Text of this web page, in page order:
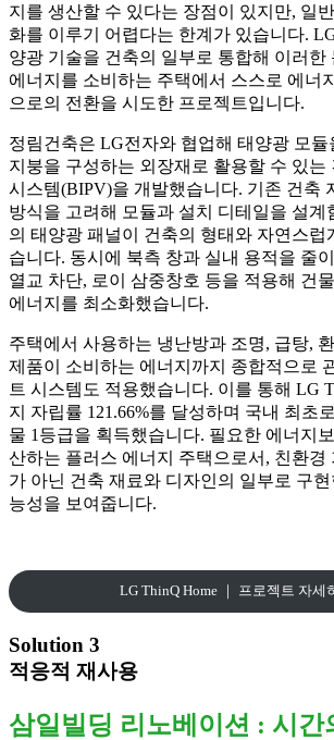
지를 생산할 수 있다는 장점이 있지만, 일
화를 이루기 어렵다는 한계가 있습니다.
양광 기술을 건축의 일부로 통합해 이러한
에너지를 소비하는 주택에서 스스로 에너
으로의 전환을 시도한 프로젝트입니다.
정림건축은 LG전자와 협업해 태양광 모
지붕을 구성하는 외장재로 활용할 수 있는
시스템(BIPV)을 개발했습니다. 기존 건축
방식을 고려해 모듈과 설치 디테일을 설계
의 태양광 패널이 건축의 형태와 자연스럽
습니다. 동시에 북측 창과 실내 용적을 줄
열교 차단, 로이 삼중창호 등을 적용해 건
에너지를 최소화했습니다.
주택에서 사용하는 냉난방과 조명, 급탕,
제품이 소비하는 에너지까지 종합적으로
트 시스템도 적용했습니다. 이를 통해 LG
지 자립률 121.66%를 달성하며 국내 최초
물 1등급을 획득했습니다. 필요한 에너지
산하는 플러스 에너지 주택으로서, 친환경
가 아닌 건축 재료와 디자인의 일부로 구
능성을 보여줍니다.
LG ThinQ Home ｜ 프로젝트 자세
Solution 3
적응적 재사용
삼일빌딩 리노베이션 : 시간